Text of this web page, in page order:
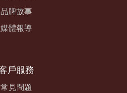
品牌故事
媒體報導
戶服務
常見問題